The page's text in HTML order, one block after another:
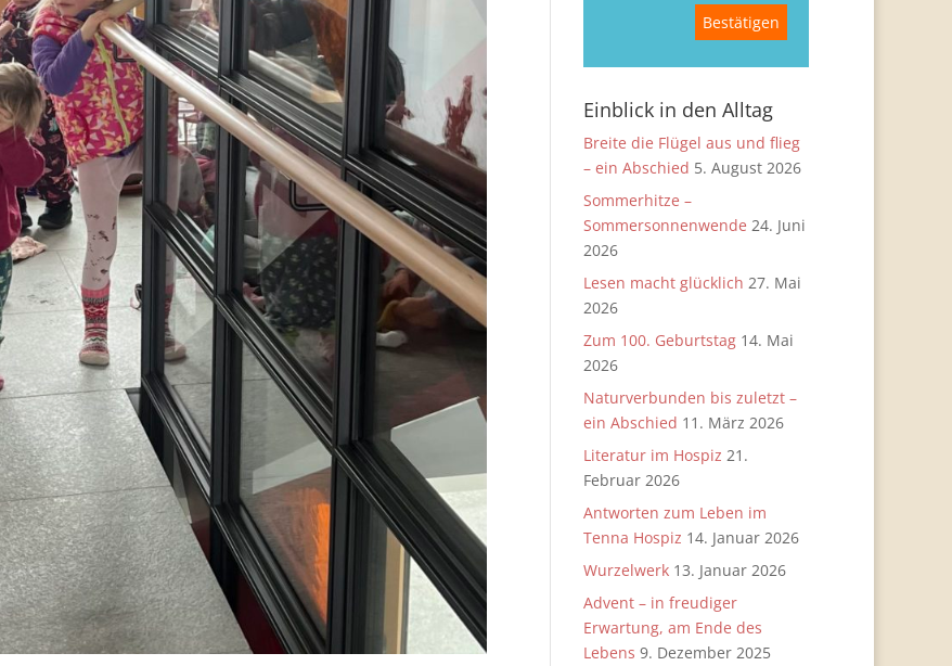
Einblick in den Alltag
Breite die Flügel aus und flieg
– ein Abschied 5. August 2026
Sommerhitze –
Sommersonnenwende 24. Juni
2026
Lesen macht glücklich 27. Mai
2026
Zum 100. Geburtstag 14. Mai
2026
Naturverbunden bis zuletzt –
ein Abschied 11. März 2026
Literatur im Hospiz 21.
Februar 2026
Antworten zum Leben im
Tenna Hospiz 14. Januar 2026
Wurzelwerk 13. Januar 2026
Advent – in freudiger
Erwartung, am Ende des
Lebens 9. Dezember 2025